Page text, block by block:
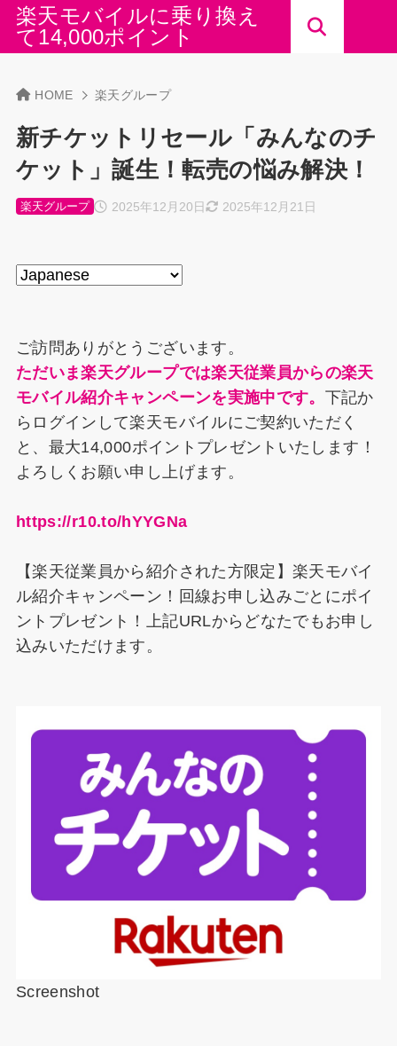
楽天モバイルに乗り換え
て14,000ポイント
HOME 楽天グループ
新チケットリセール「みんなのチ
ケット」誕生！転売の悩み解決！
2025年12月20日 2025年12月21日
楽天グループ
ご訪問ありがとうございます。
ただいま楽天グループでは楽天従業員からの楽天
モバイル紹介キャンペーンを実施中です。 下記か
らログインして楽天モバイルにご契約いただく
と、最大14,000ポイントプレゼントいたします！
よろしくお願い申し上げます。
https://r10.to/hYYGNa
【楽天従業員から紹介された方限定】楽天モバイ
ル紹介キャンペーン！回線お申し込みごとにポイ
ントプレゼント！上記URLからどなたでもお申し
込みいただけます。
Screenshot